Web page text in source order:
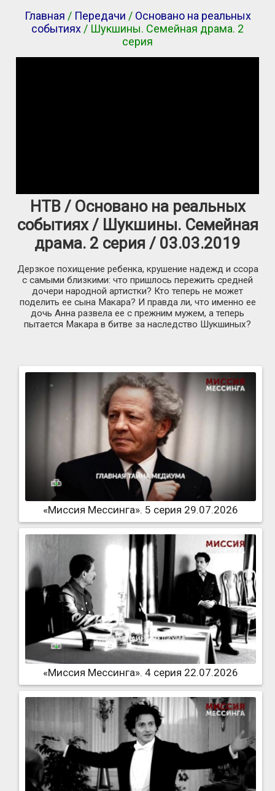
Главная / Передачи / Основано на реальных
событиях / Шукшины. Семейная драма. 2
серия
НТВ / Основано на реальных
событиях / Шукшины. Семейная
драма. 2 серия / 03.03.2019
Дерзкое похищение ребенка, крушение надежд и ссора
с самыми близкими: что пришлось пережить средней
дочери народной артистки? Кто теперь не может
поделить ее сына Макара? И правда ли, что именно ее
дочь Анна развела ее с прежним мужем, а теперь
пытается Макара в битве за наследство Шукшиных?
«Миссия Мессинга». 5 серия 29.07.2026
«Миссия Мессинга». 4 серия 22.07.2026